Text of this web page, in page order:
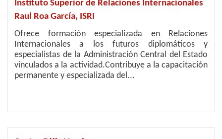
Instituto Superior de Relaciones Internacionales
Raul Roa García, ISRI
Ofrece formación especializada en Relaciones
Internacionales a los futuros diplomáticos y
especialistas de la Administración Central del Estado
vinculados a la actividad.Contribuye a la capacitación
permanente y especializada del...